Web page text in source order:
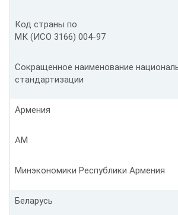
Код страны по
МК (ИСО 3166) 004-97
Сокращенное наименование
стандартизации
Армения
AM
Минэкономики Республики Армения
Беларусь